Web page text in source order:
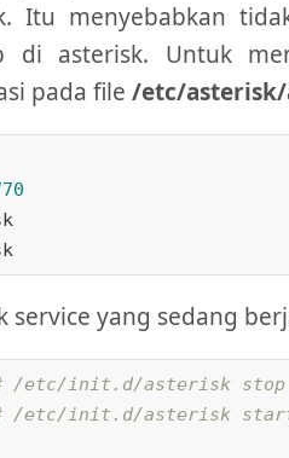
Itu menyebabkan
di asterisk. Untuk
pada file /etc/
service yang sedang
/etc/init.d/asterisk stop
/etc/init.d/asterisk